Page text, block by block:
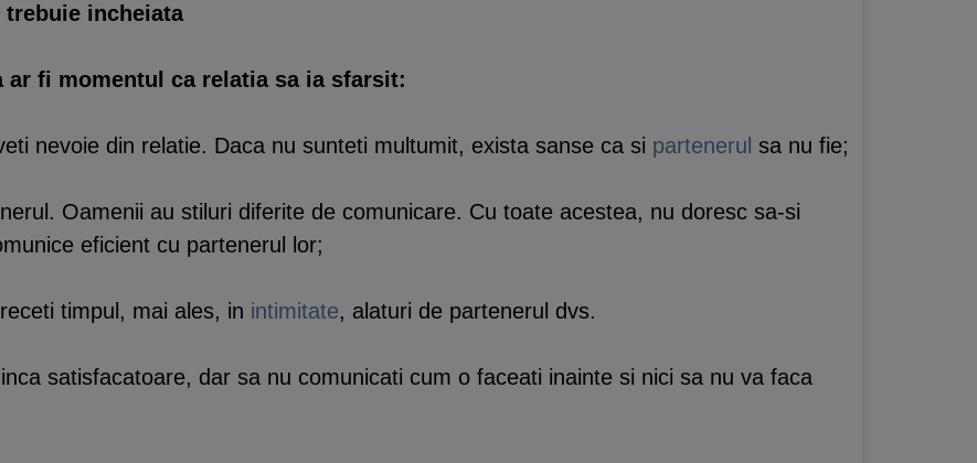
incheiata
ar fi momentul ca relatia sa ia sfarsit:
nevoie din relatie. Daca nu sunteti multumit, exista sanse ca si partenerul sa nu fie;
Oamenii au stiluri diferite de comunicare. Cu toate acestea, nu doresc sa-si
eficient cu partenerul lor;
timpul, mai ales, in intimitate, alaturi de partenerul dvs.
satisfacatoare, dar sa nu comunicati cum o faceati inainte si nici sa nu va faca